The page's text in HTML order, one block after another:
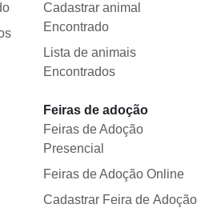
Cadastrar animal
Encontrado
Lista de animais
Encontrados
Feiras de adoção
Feiras de Adoção
Presencial
Feiras de Adoção Online
Cadastrar Feira de Adoção